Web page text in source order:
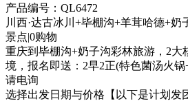
产品编号：QL6472
川西·达古冰川+毕棚沟+羊茸哈德+奶
景点|0购物
重庆到毕棚沟+奶子沟彩林旅游，2大
境，报名即送：2早2正(特色菌汤火锅
请电询
选择出发日期与价格 【以下是计划